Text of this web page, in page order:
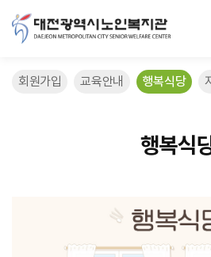
6/26 > 행복식당
회원가입 교육안내 행복식당
행복식